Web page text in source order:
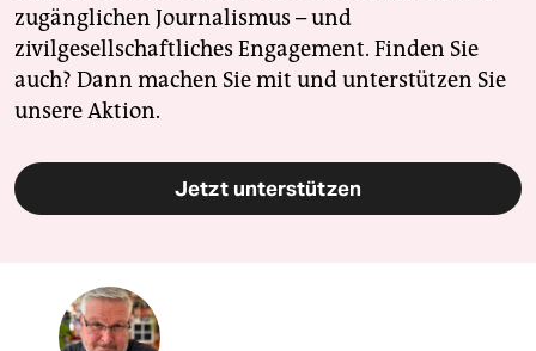
zugänglichen Journalismus – und
zivilgesellschaftliches Engagement. Finden Sie
auch? Dann machen Sie mit und unterstützen Sie
unsere Aktion.
Jetzt unterstützen